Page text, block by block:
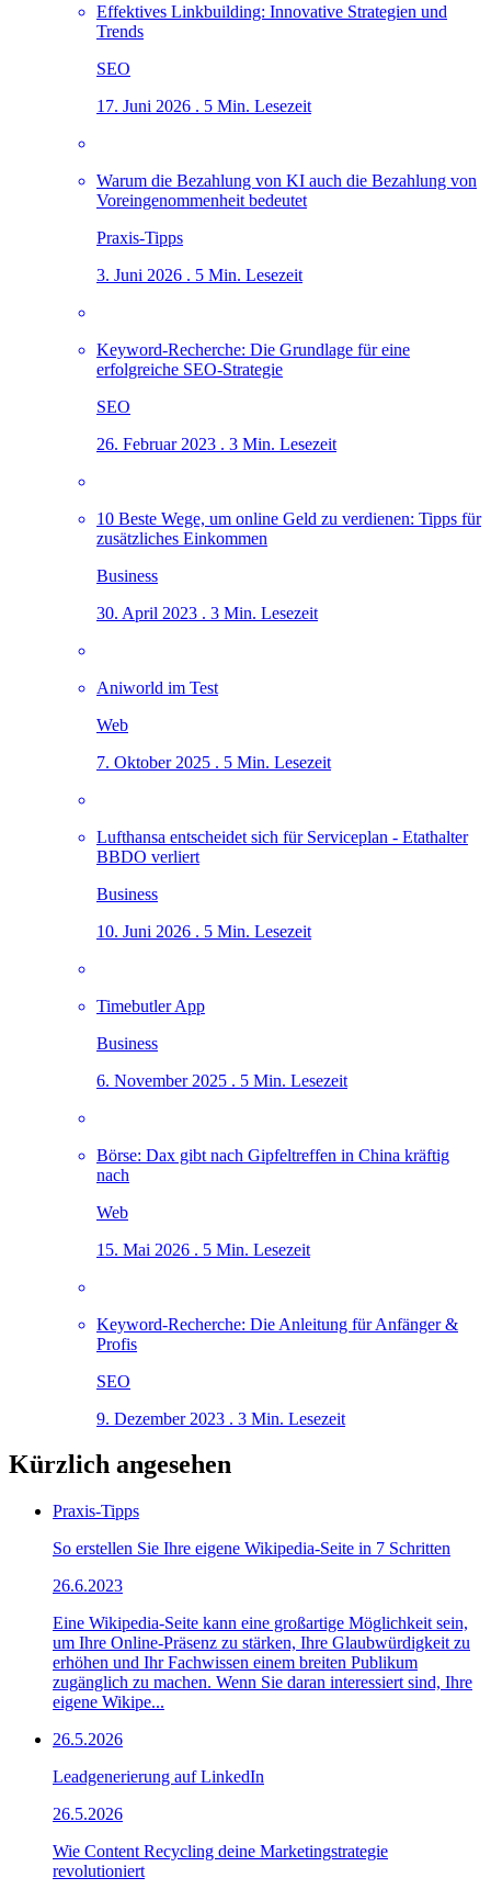
Effektives Linkbuilding: Innovative Strategien und
Trends
SEO
17. Juni 2026 . 5 Min. Lesezeit
Warum die Bezahlung von KI auch die Bezahlung von
Voreingenommenheit bedeutet
Praxis-Tipps
3. Juni 2026 . 5 Min. Lesezeit
Keyword-Recherche: Die Grundlage für eine
erfolgreiche SEO-Strategie
SEO
26. Februar 2023 . 3 Min. Lesezeit
10 Beste Wege, um online Geld zu verdienen: Tipps für
zusätzliches Einkommen
Business
30. April 2023 . 3 Min. Lesezeit
Aniworld im Test
Web
7. Oktober 2025 . 5 Min. Lesezeit
Lufthansa entscheidet sich für Serviceplan - Etathalter
BBDO verliert
Business
10. Juni 2026 . 5 Min. Lesezeit
Timebutler App
Business
6. November 2025 . 5 Min. Lesezeit
Börse: Dax gibt nach Gipfeltreffen in China kräftig
nach
Web
15. Mai 2026 . 5 Min. Lesezeit
Keyword-Recherche: Die Anleitung für Anfänger &
Profis
SEO
9. Dezember 2023 . 3 Min. Lesezeit
Kürzlich angesehen
Praxis-Tipps
So erstellen Sie Ihre eigene Wikipedia-Seite in 7 Schritten
26.6.2023
Eine Wikipedia-Seite kann eine großartige Möglichkeit sein,
um Ihre Online-Präsenz zu stärken, Ihre Glaubwürdigkeit zu
erhöhen und Ihr Fachwissen einem breiten Publikum
zugänglich zu machen. Wenn Sie daran interessiert sind, Ihre
eigene Wikipe...
26.5.2026
Leadgenerierung auf LinkedIn
26.5.2026
Wie Content Recycling deine Marketingstrategie
revolutioniert